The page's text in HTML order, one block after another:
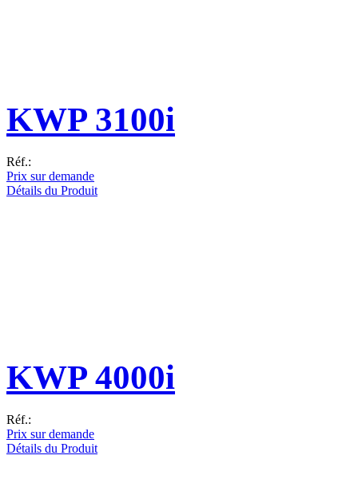
KWP 3100i
Réf.:
Prix sur demande
Détails du Produit
KWP 4000i
Réf.:
Prix sur demande
Détails du Produit